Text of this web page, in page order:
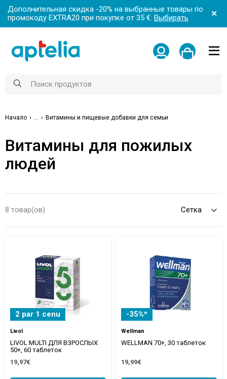
Дополнительная скидка -20% на выбранные товары по
промокоду EXTRA20 при покупке от 35 €: Выбирать
Начало Витамины и пищевые добавки для семьи
Витамины для пожилых
людей
8 товар(ов)
2 par 1 cenu
Livol
LIVOL MULTI ДЛЯ ВЗРОСЛЫХ
50+, 60 таблеток
19,97€
-35%*
Wellman
WELLMAN 70+, 30 таблеток
19,99€